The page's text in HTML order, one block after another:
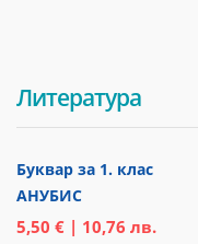
Литература
Буквар за 1. клас
АНУБИС
5,50 € | 10,76 лв.